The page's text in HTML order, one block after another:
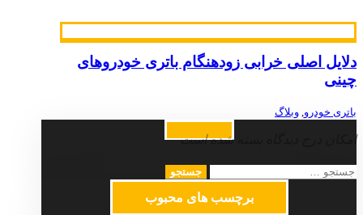
دلایل اصلی خرابی زودهنگام باتری خودروهای
چینی
باتری خودرو, وبلاگ
امکان درج دیدگاه بسته شده است
جستجو
برچسب های محبوب